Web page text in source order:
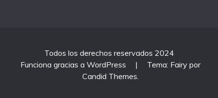
Todos los derechos reservados 2024
Funciona gracias a WordPress
|
Tema: Fairy por
Candid Themes